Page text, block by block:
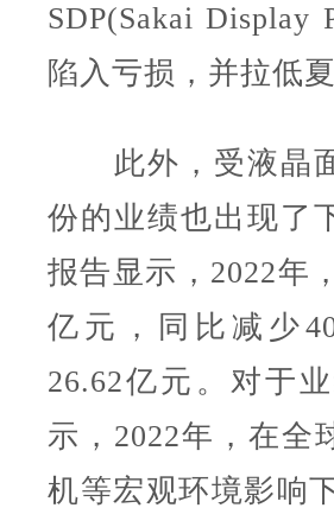
SDP(Sakai
陷入亏损，并拉低
此外，受液晶面
份的业绩也出现了
报告显示，2022年
亿元，同比减少
26.62亿元。对于
示，2022年，在全
机等宏观环境影响